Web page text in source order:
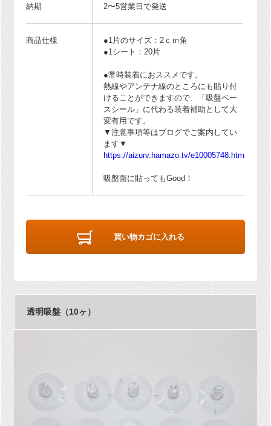
納期 2〜5営業日で発送
商品仕様
●1片のサイズ：2ｃｍ角
●1シート：20片
●常時装着におススメです。
熱線やアンテナ線のところにも貼り付
けることができますので、「吸盤ベー
スシール」に代わる装着補助として大
変有用です。
▼注意事項等はブログでご案内してい
ます▼
https://aizurv.hamazo.tv/e10005748.html
吸盤面に貼ってもGood！
買い物カゴに入れる
透明吸盤（10ヶ）